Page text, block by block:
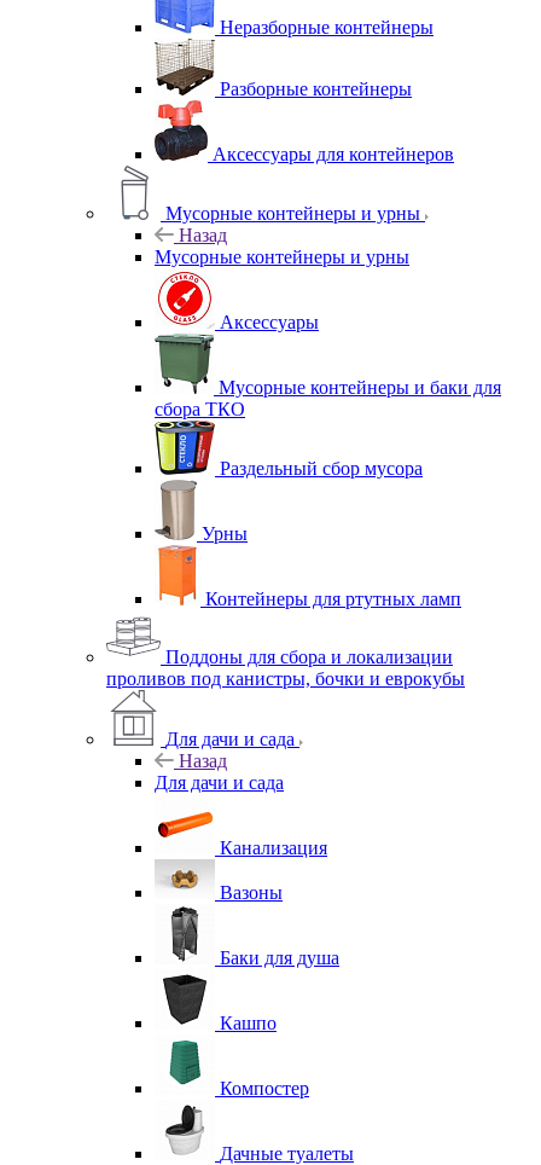
Неразборные контейнеры
Разборные контейнеры
Аксессуары для контейнеров
Мусорные контейнеры и урны
Назад
Мусорные контейнеры и урны
Аксессуары
Мусорные контейнеры и баки для
сбора ТКО
Раздельный сбор мусора
Урны
Контейнеры для ртутных ламп
Поддоны для сбора и локализации
проливов под канистры, бочки и еврокубы
Для дачи и сада
Назад
Для дачи и сада
Канализация
Вазоны
Баки для душа
Кашпо
Компостер
Дачные туалеты